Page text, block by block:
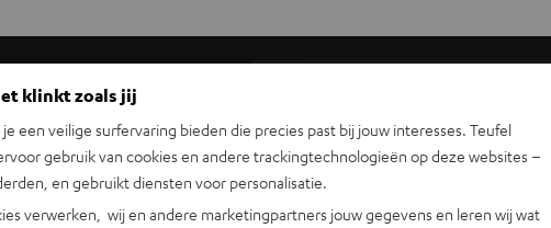
klinkt zoals jij
je een veilige surfervaring bieden die precies past bij jouw interesses. Teufel
gebruik van cookies en andere trackingtechnologieën op deze websites –
en gebruikt diensten voor personalisatie.
verwerken, wij en andere marketingpartners jouw gegevens en leren wij wat